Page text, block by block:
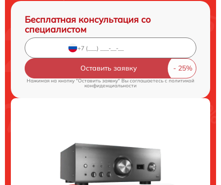
Бесплатная консультация со
специалистом
Оставить заявку
Нажимая на кнопку "Оставить заявку" Вы соглашаетесь c политикой
конфиденциальности